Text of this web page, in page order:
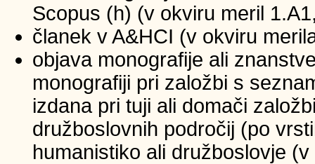
Scopus (h) (v okviru meril
članek v A&HCI (v okviru
objava monografije ali
monografiji pri založbi s
izdana pri tuji ali domači
družboslovnih področij (po
humanistiko ali družboslovje